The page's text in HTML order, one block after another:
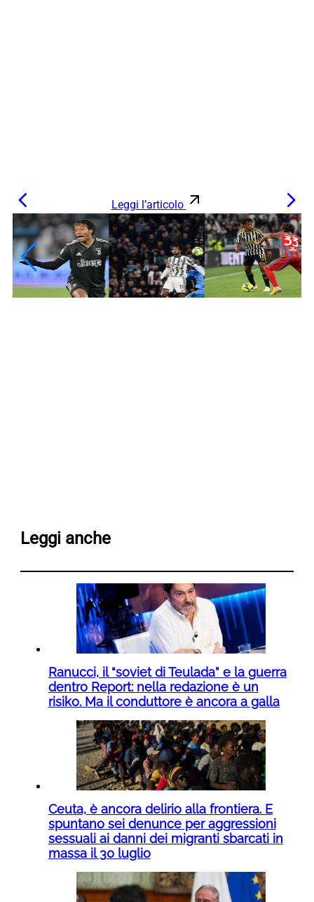
Leggi l’articolo
Leggi anche
Ranucci, il “soviet di Teulada” e la guerra
dentro Report: nella redazione è un
risiko. Ma il conduttore è ancora a galla
Ceuta, è ancora delirio alla frontiera. E
spuntano sei denunce per aggressioni
sessuali ai danni dei migranti sbarcati in
massa il 30 luglio